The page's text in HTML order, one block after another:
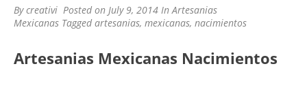
Bycreativi Posted on July 9, 2014 InArtesanias
Mexicanas Taggedartesanias, mexicanas, nacimientos
Artesanias Mexicanas Nacimientos